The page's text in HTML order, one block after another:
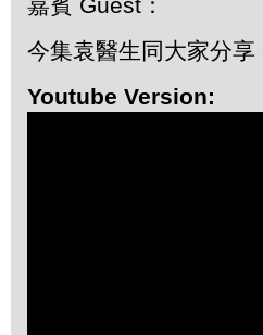
今集袁醫生同大家分
Youtube Version: